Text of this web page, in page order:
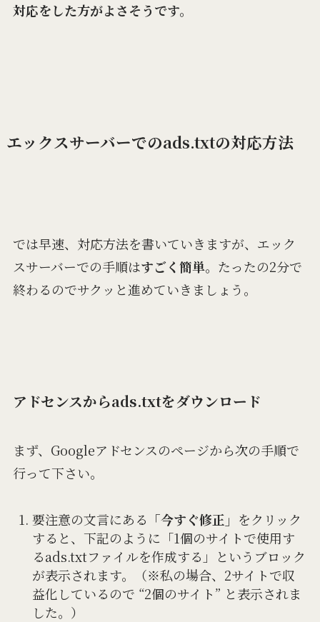
対応をした方がよさそうです。
エックスサーバーでのads.txtの対応方法
では早速、対応方法を書いていきますが、エック
スサーバーでの手順はすごく簡単。たったの2分で
終わるのでサクッと進めていきましょう。
アドセンスからads.txtをダウンロード
まず、Googleアドセンスのページから次の手順で
行って下さい。
要注意の文言にある 「今すぐ修正」 をクリック
すると、下記のように「1個のサイトで使用す
るads.txtファイルを作成する」というブロック
が表示されます。（※私の場合、2サイトで収
益化しているので “2個のサイト” と表示されま
した。）